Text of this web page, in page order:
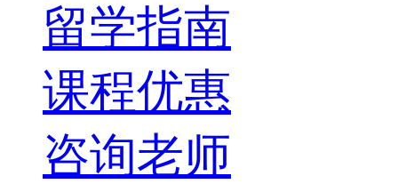
留学指南
课程优惠
咨询老师